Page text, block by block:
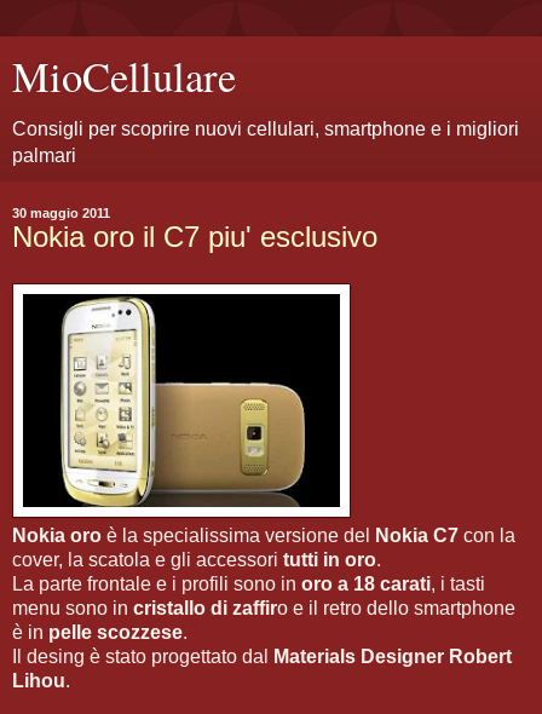
MioCellulare
Consigli per scoprire nuovi cellulari, smartphone e i migliori
palmari
30 maggio 2011
Nokia oro il C7 piu' esclusivo
Nokia oro è la specialissima versione del Nokia C7 con la
cover, la scatola e gli accessori tutti in oro.
La parte frontale e i profili sono in oro a 18 carati, i tasti
menu sono in cristallo di zaffiro e il retro dello smartphone
è in pelle scozzese.
Il desing è stato progettato dal
Materials Designer Robert
Lihou.